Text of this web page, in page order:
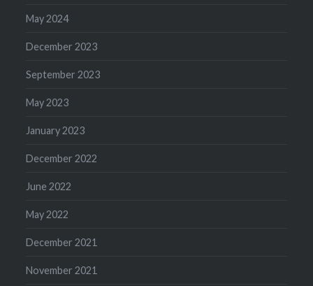
May 2024
December 2023
September 2023
May 2023
January 2023
December 2022
June 2022
May 2022
December 2021
November 2021